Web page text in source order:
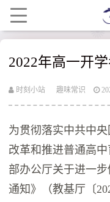
2022年高一开
时刻小站 趣味常识
为贯彻落实中共中
改革和推进普通高
部办公厅关于进一
通知》（教基厅〔